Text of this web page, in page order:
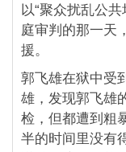
以“聚众扰乱公
庭审判的那一天
援。
郭飞雄在狱中受
雄，发现郭飞雄
检，但都遭到粗
半的时间里没有